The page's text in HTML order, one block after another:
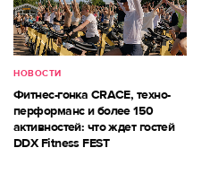
НОВОСТИ
Фитнес-гонка CRACE, техно-
перформанс и более 150
активностей: что ждет гостей
DDX Fitness FEST